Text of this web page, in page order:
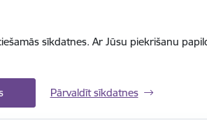
sīkdatnes. Ar Jūsu piekrišanu
Pārvaldīt sīkdatnes